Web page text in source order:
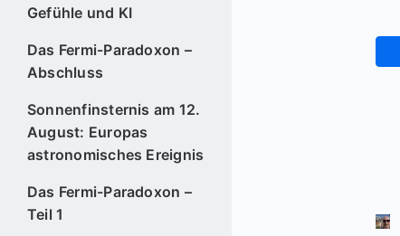
Gefühle und KI
Das Fermi-Paradoxon –
Abschluss
Sonnenfinsternis am 12.
August: Europas
astronomisches Ereignis
Das Fermi-Paradoxon –
Teil 1